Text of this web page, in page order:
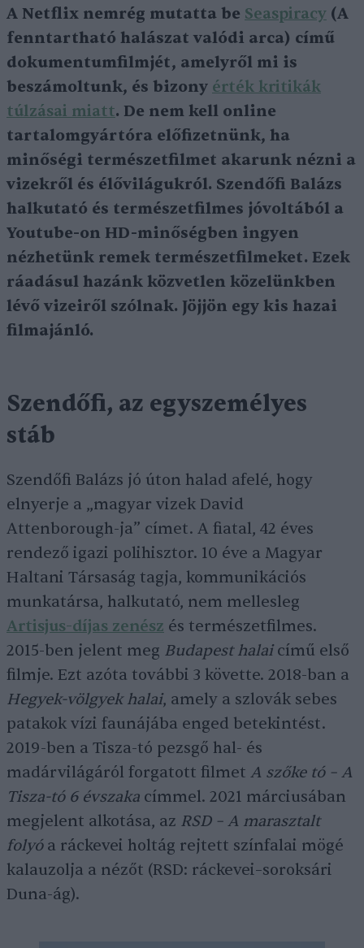
A Netflix nemrég mutatta be Seaspiracy (A
fenntartható halászat valódi arca) című
dokumentumfilmjét, amelyről mi is
beszámoltunk, és bizony érték kritikák
túlzásai miatt. De nem kell online
tartalomgyártóra előfizetnünk, ha
minőségi természetfilmet akarunk nézni a
vizekről és élővilágukról. Szendőfi Balázs
halkutató és természetfilmes jóvoltából a
Youtube-on HD-minőségben ingyen
nézhetünk remek természetfilmeket. Ezek
ráadásul hazánk közvetlen közelünkben
lévő vizeiről szólnak. Jöjjön egy kis hazai
filmajánló.
Szendőfi, az egyszemélyes
stáb
Szendőfi Balázs jó úton halad afelé, hogy
elnyerje a „magyar vizek David
Attenborough-ja” címet. A fiatal, 42 éves
rendező igazi polihisztor. 10 éve a Magyar
Haltani Társaság tagja, kommunikációs
munkatársa, halkutató, nem mellesleg
Artisjus-díjas zenész és természetfilmes.
2015-ben jelent meg Budapest halaicímű első
filmje. Ezt azóta további 3 követte. 2018-ban a
Hegyek-völgyek halai, amely a szlovák sebes
patakok vízi faunájába enged betekintést.
2019-ben a Tisza-tó pezsgő hal- és
madárvilágáról forgatott filmet A szőke tó – A
Tisza-tó 6 évszaka címmel. 2021 márciusában
megjelent alkotása, az RSD – A marasztalt
folyóa ráckevei holtág rejtett színfalai mögé
kalauzolja a nézőt (RSD: ráckevei–soroksári
Duna-ág).